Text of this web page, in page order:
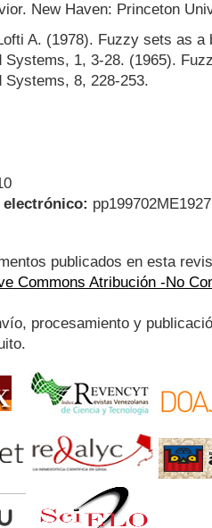
New Haven: Princeton
A. (1978). Fuzzy sets as
Systems, 1, 3-28. (1965).
Systems, 8, 228-253.
publicados en esta
Commons Atribución -No
procesamiento y